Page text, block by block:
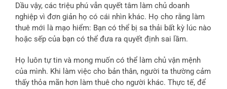
Dầu vậy, các triệu phú vẫn quyết tâm làm chủ doanh
nghiệp vì đơn giản họ có cái nhìn khác. Họ cho rằng làm
thuê mới là mạo hiểm: Bạn có thể bị sa thải bất kỳ lúc nào
hoặc sếp của bạn có thể đưa ra quyết định sai lầm.
Họ luôn tự tin và mong muốn có thể làm chủ vận mệnh
của mình. Khi làm việc cho bản thân, người ta thường cảm
thấy thỏa mãn hơn làm thuê cho người khác. Thực tế, để